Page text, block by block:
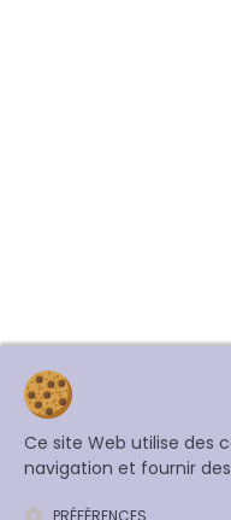
Ce site Web utilise des
navigation et fournir
PRÉFÉRENCES